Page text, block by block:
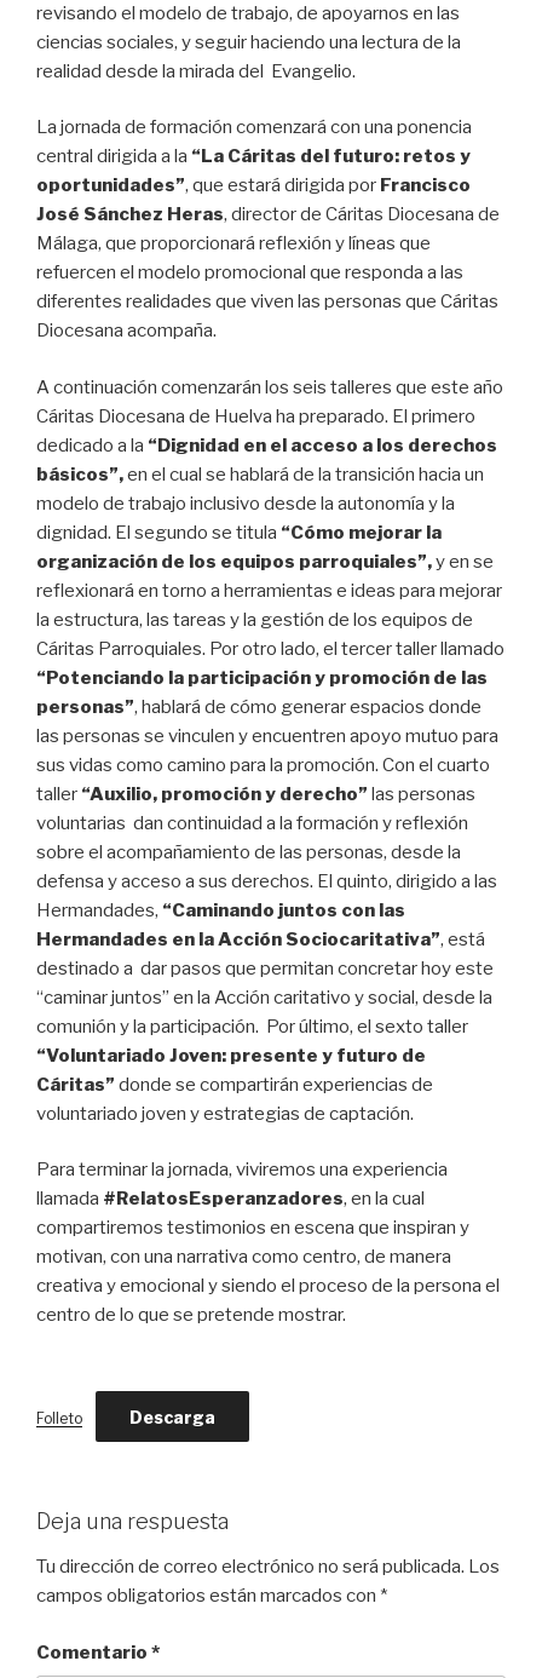
revisando el modelo de trabajo, de apoyarnos en las
ciencias sociales, y seguir haciendo una lectura de la
realidad desde la mirada del Evangelio.
La jornada de formación comenzará con una ponencia
central dirigida a la “La Cáritas del futuro: retos y
oportunidades”, que estará dirigida por Francisco
José Sánchez Heras, director de Cáritas Diocesana de
Málaga, que proporcionará reflexión y líneas que
refuercen el modelo promocional que responda a las
diferentes realidades que viven las personas que Cáritas
Diocesana acompaña.
A continuación comenzarán los seis talleres que este año
Cáritas Diocesana de Huelva ha preparado. El primero
dedicado a la “Dignidad en el acceso a los derechos
básicos”,en el cual se hablará de la transición hacia un
modelo de trabajo inclusivo desde la autonomía y la
dignidad. El segundo se titula “Cómo mejorar la
organización de los equipos parroquiales”,y en se
reflexionará en torno a herramientas e ideas para mejorar
la estructura, las tareas y la gestión de los equipos de
Cáritas Parroquiales. Por otro lado, el tercer taller llamado
“Potenciando la participación y promoción de las
personas”, hablará de cómo generar espacios donde
las personas se vinculen y encuentren apoyo mutuo para
sus vidas como camino para la promoción. Con el cuarto
taller “Auxilio, promoción y derecho” las personas
voluntarias dan continuidad a la formación y reflexión
sobre el acompañamiento de las personas, desde la
defensa y acceso a sus derechos. El quinto, dirigido a las
Hermandades, “Caminando juntos con las
Hermandades en la Acción Sociocaritativa”, está
destinado a dar pasos que permitan concretar hoy este
“caminar juntos” en la Acción caritativo y social, desde la
comunión y la participación. Por último, el sexto taller
“Voluntariado Joven: presente y futuro de
Cáritas” donde se compartirán experiencias de
voluntariado joven y estrategias de captación.
Para terminar la jornada, viviremos una experiencia
llamada #RelatosEsperanzadores, en la cual
compartiremos testimonios en escena que inspiran y
motivan, con una narrativa como centro, de manera
creativa y emocional y siendo el proceso de la persona el
centro de lo que se pretende mostrar.
Folleto Descarga
Deja una respuesta
Tu dirección de correo electrónico no será publicada. Los
campos obligatorios están marcados con *
Comentario *